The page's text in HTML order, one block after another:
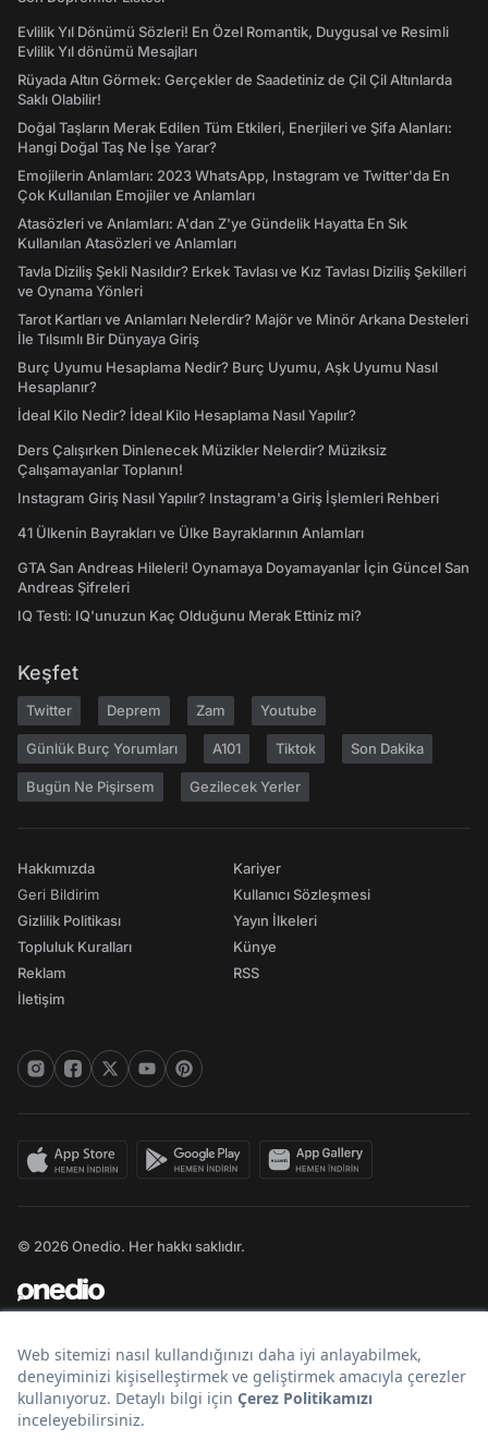
Evlilik Yıl Dönümü Sözleri! En Özel Romantik, Duygusal ve Resimli
Evlilik Yıl dönümü Mesajları
Rüyada Altın Görmek: Gerçekler de Saadetiniz de Çil Çil Altınlarda
Saklı Olabilir!
Doğal Taşların Merak Edilen Tüm Etkileri, Enerjileri ve Şifa Alanları:
Hangi Doğal Taş Ne İşe Yarar?
Emojilerin Anlamları: 2023 WhatsApp, Instagram ve Twitter'da En
Çok Kullanılan Emojiler ve Anlamları
Atasözleri ve Anlamları: A'dan Z'ye Gündelik Hayatta En Sık
Kullanılan Atasözleri ve Anlamları
Tavla Diziliş Şekli Nasıldır? Erkek Tavlası ve Kız Tavlası Diziliş Şekilleri
ve Oynama Yönleri
Tarot Kartları ve Anlamları Nelerdir? Majör ve Minör Arkana Desteleri
İle Tılsımlı Bir Dünyaya Giriş
Burç Uyumu Hesaplama Nedir? Burç Uyumu, Aşk Uyumu Nasıl
Hesaplanır?
İdeal Kilo Nedir? İdeal Kilo Hesaplama Nasıl Yapılır?
Ders Çalışırken Dinlenecek Müzikler Nelerdir? Müziksiz
Çalışamayanlar Toplanın!
Instagram Giriş Nasıl Yapılır? Instagram'a Giriş İşlemleri Rehberi
41 Ülkenin Bayrakları ve Ülke Bayraklarının Anlamları
GTA San Andreas Hileleri! Oynamaya Doyamayanlar İçin Güncel San
Andreas Şifreleri
IQ Testi: IQ'unuzun Kaç Olduğunu Merak Ettiniz mi?
Keşfet
Twitter Deprem Zam Youtube
Günlük Burç Yorumları A101 Tiktok Son Dakika
Bugün Ne Pişirsem Gezilecek Yerler
Hakkımızda
Geri Bildirim
Gizlilik Politikası
Topluluk Kuralları
Reklam
İletişim
Kariyer
Kullanıcı Sözleşmesi
Yayın İlkeleri
Künye
RSS
© 2026 Onedio. Her hakkı saklıdır.
Bir markasıdır.